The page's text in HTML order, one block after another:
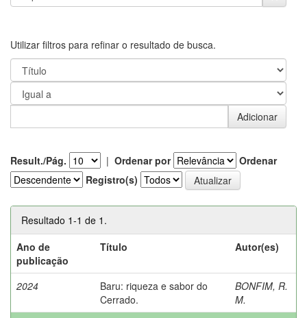
Utilizar filtros para refinar o resultado de busca.
Result./Pág. | Ordenar por
Ordenar
Registro(s)
Resultado 1-1 de 1.
Ano de
publicação
Título Autor(es)
2024
Baru: riqueza e sabor do
Cerrado.
BONFIM, R.
M.